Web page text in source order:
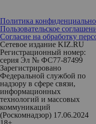
Политика
Пользовательское
Согласие на обработку
Сетевое издание KIZ.RU
Регистрационный номер:
серия Эл № ФС77-87499
Зарегистрировано
Федеральной службой по
надзору в сфере связи,
информационных
технологий и массовых
коммуникаций
(Роскомнадзор) 17.06.2024